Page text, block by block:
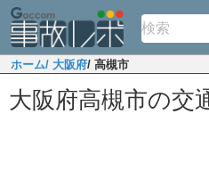
ホーム/ 大阪府/ 高槻市
大阪府高槻市の交